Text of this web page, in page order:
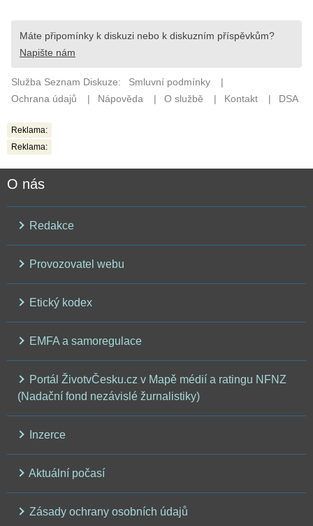
Reklama:
Reklama:
O nás
Redakce
Provozovatel webu
Etický kodex
EMFA a samoregulace
Portál ŽivotvČesku.cz v Mapě médií a ratingu NFNZ
(Nadační fond nezávislé žurnalistiky)
Inzerce
Aktuální počasí
Zásady ochrany osobních údajů